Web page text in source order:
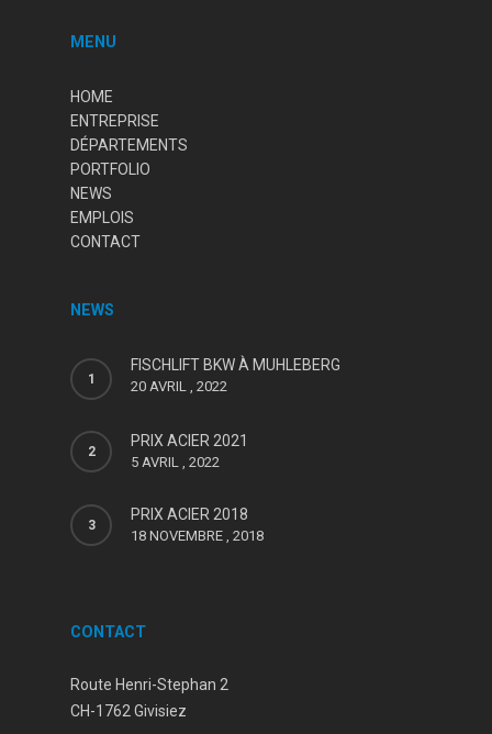
MENU
HOME
ENTREPRISE
DÉPARTEMENTS
PORTFOLIO
NEWS
EMPLOIS
CONTACT
NEWS
FISCHLIFT BKW À MUHLEBERG
20 AVRIL , 2022
PRIX ACIER 2021
5 AVRIL , 2022
PRIX ACIER 2018
18 NOVEMBRE , 2018
CONTACT
Route Henri-Stephan 2
CH-1762 Givisiez